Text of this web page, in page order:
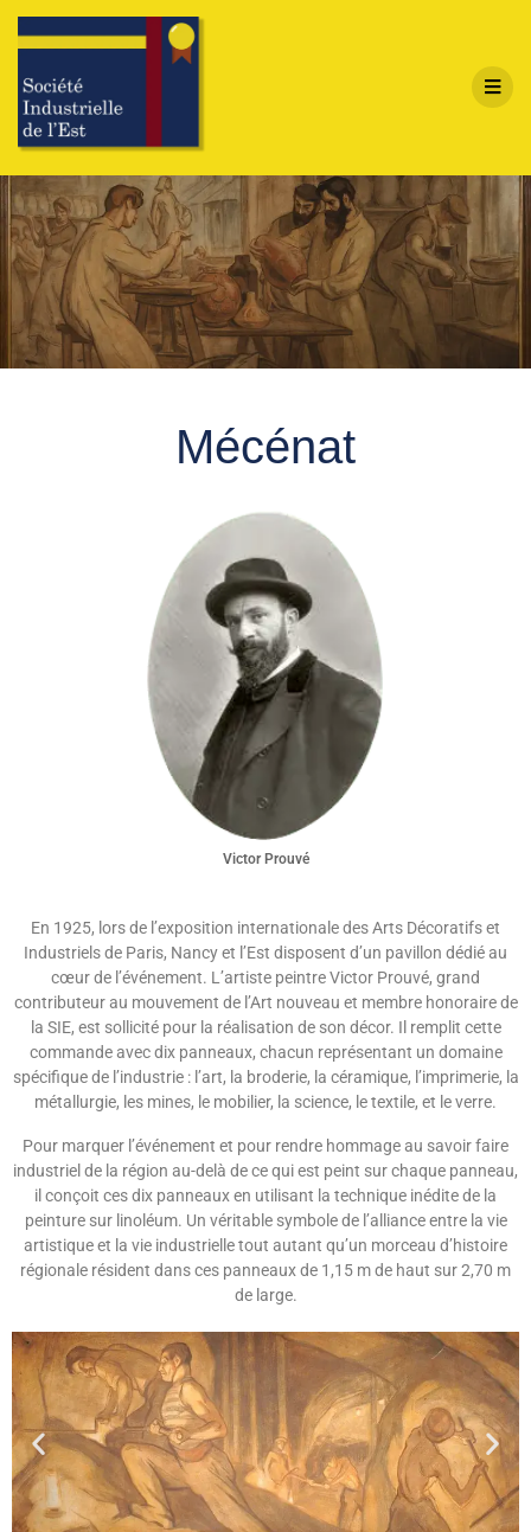
Mécénat
Victor Prouvé
En 1925, lors de l’exposition internationale des Arts Décoratifs et
Industriels de Paris, Nancy et l’Est disposent d’un pavillon dédié au
cœur de l’événement. L’artiste peintre Victor Prouvé, grand
contributeur au mouvement de l’Art nouveau et membre honoraire de
la SIE, est sollicité pour la réalisation de son décor. Il remplit cette
commande avec dix panneaux, chacun représentant un domaine
spécifique de l’industrie : l’art, la broderie, la céramique, l’imprimerie, la
métallurgie, les mines, le mobilier, la science, le textile, et le verre.
Pour marquer l’événement et pour rendre hommage au savoir faire
industriel de la région au-delà de ce qui est peint sur chaque panneau,
il conçoit ces dix panneaux en utilisant la technique inédite de la
peinture sur linoléum. Un véritable symbole de l’alliance entre la vie
artistique et la vie industrielle tout autant qu’un morceau d’histoire
régionale résident dans ces panneaux de 1,15 m de haut sur 2,70 m
de large.